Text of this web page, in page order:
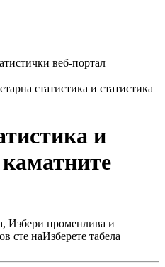
веб-портал
статистика и статистика
и
Избери променлива и
сте наИзберете табела